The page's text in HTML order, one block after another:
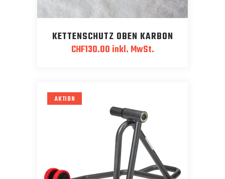
KETTENSCHUTZ OBEN KARBON
CHF130.00 inkl. MwSt.
AKTION